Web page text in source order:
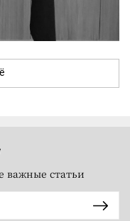
важные статьи